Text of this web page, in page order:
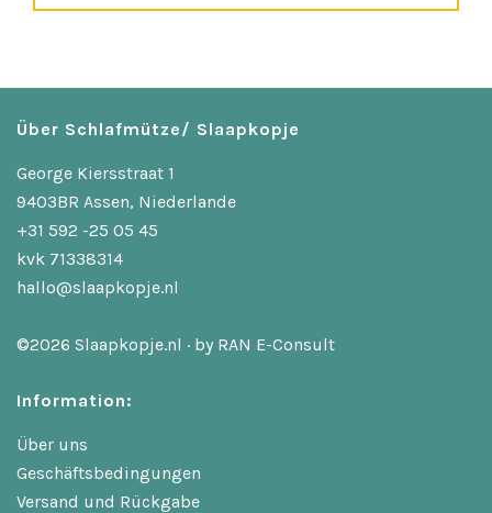
Über Schlafmütze/ Slaapkopje
George Kiersstraat 1
9403BR Assen, Niederlande
+31 592 -25 05 45
kvk 71338314
hallo@slaapkopje.nl
©2026 Slaapkopje.nl · by RAN E-Consult
Information:
Über uns
Geschäftsbedingungen
Versand und Rückgabe